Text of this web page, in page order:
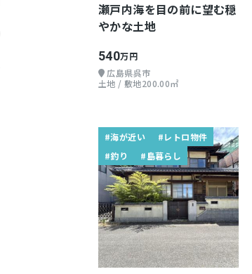
瀬戸内海を目の前に望む穏
やかな土地
540万円
広島県呉市
土地 / 敷地200.00㎡
#海が近い
#レトロ物件
#釣り
#島暮らし